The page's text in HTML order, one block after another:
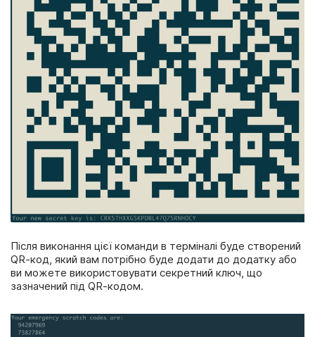
Після виконання цієї команди в терміналі буде створений
QR-код, який вам потрібно буде додати до додатку або
ви можете використовувати секретний ключ, що
зазначений під QR-кодом.